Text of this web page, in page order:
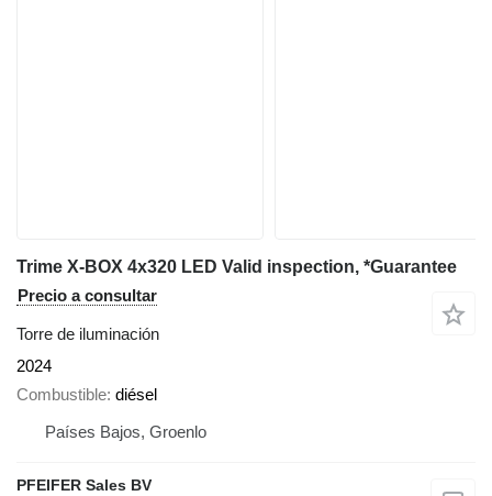
Trime X-BOX 4x320 LED Valid inspection, *Guarantee
Precio a consultar
Torre de iluminación
2024
Combustible diésel
Países Bajos, Groenlo
PFEIFER Sales BV